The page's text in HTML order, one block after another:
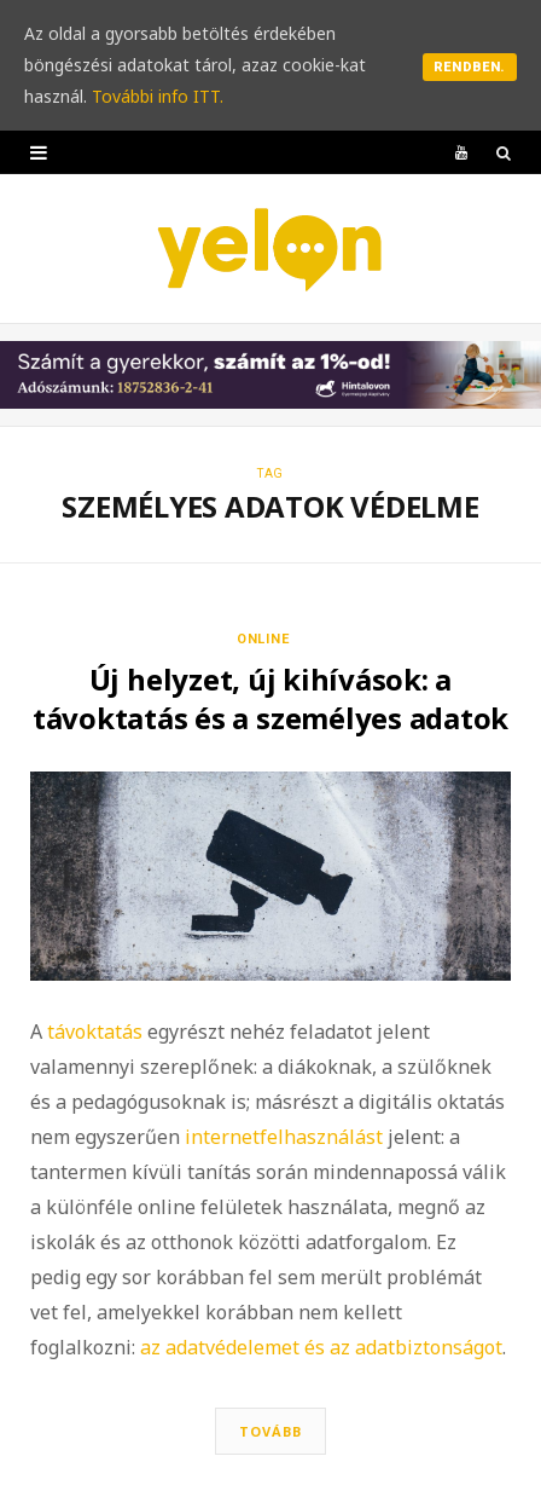
Y
u
b
e
TAG
SZEMÉLYES ADATOK VÉDELME
ONLINE
Új helyzet, új kihívások: a
távoktatás és a személyes adatok
Atávoktatás egyrészt nehéz feladatot jelent
valamennyi szereplőnek: a diákoknak, a szülőknek
és a pedagógusoknak is; másrészt a digitális oktatás
nem egyszerűen internetfelhasználást jelent: a
tantermen kívüli tanítás során mindennapossá válik
a különféle online felületek használata, megnő az
iskolák és az otthonok közötti adatforgalom. Ez
pedig egy sor korábban fel sem merült problémát
vet fel, amelyekkel korábban nem kellett
foglalkozni: az adatvédelemet és az adatbiztonságot.
TOVÁBB
Az oldal a gyorsabb betöltés érdekében
böngészési adatokat tárol, azaz cookie-kat
használ. További info ITT.
RENDBEN.